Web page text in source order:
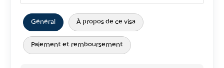
Général À propos de ce visa
Paiement et remboursement